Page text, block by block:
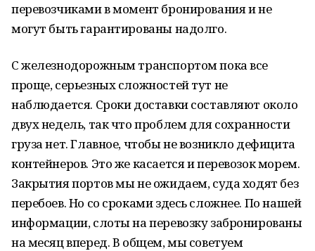
перевозчиками в момент бронирования и не
могут быть гарантированы надолго.
С железнодорожным транспортом пока все
проще, серьезных сложностей тут не
наблюдается. Сроки доставки составляют около
двух недель, так что проблем для сохранности
груза нет. Главное, чтобы не возникло дефицита
контейнеров. Это же касается и перевозок морем.
Закрытия портов мы не ожидаем, суда ходят без
перебоев. Но со сроками здесь сложнее. По нашей
информации, слоты на перевозку забронированы
на месяц вперед. В общем, мы советуем